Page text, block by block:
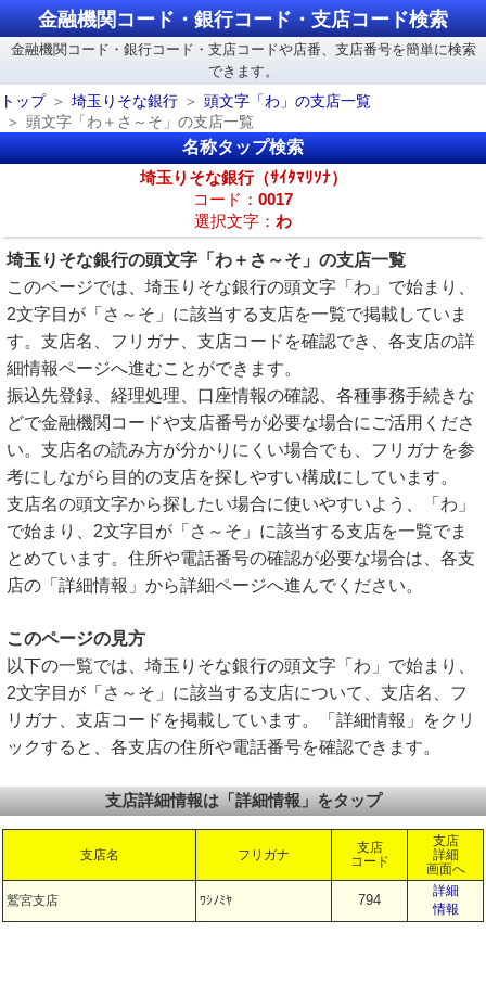
金融機関コード・銀行コード・支店コード検索
金融機関コード・銀行コード・支店コードや店番、支店番号を簡単に検索
できます。
トップ
埼玉りそな銀行
頭文字「わ」の支店一覧
頭文字「わ＋さ～そ」の支店一覧
名称タップ検索
埼玉りそな銀行（ｻｲﾀﾏﾘｿﾅ）
コード： 0017
選択文字： わ
埼玉りそな銀行の頭文字「わ＋さ～そ」の支店一覧
このページでは、埼玉りそな銀行の頭文字「わ」で始まり、
2文字目が「さ～そ」に該当する支店を一覧で掲載していま
す。支店名、フリガナ、支店コードを確認でき、各支店の詳
細情報ページへ進むことができます。
振込先登録、経理処理、口座情報の確認、各種事務手続きな
どで金融機関コードや支店番号が必要な場合にご活用くださ
い。支店名の読み方が分かりにくい場合でも、フリガナを参
考にしながら目的の支店を探しやすい構成にしています。
支店名の頭文字から探したい場合に使いやすいよう、「わ」
で始まり、2文字目が「さ～そ」に該当する支店を一覧でま
とめています。住所や電話番号の確認が必要な場合は、各支
店の「詳細情報」から詳細ページへ進んでください。
このページの見方
以下の一覧では、埼玉りそな銀行の頭文字「わ」で始まり、
2文字目が「さ～そ」に該当する支店について、支店名、フ
リガナ、支店コードを掲載しています。「詳細情報」をクリ
ックすると、各支店の住所や電話番号を確認できます。
支店詳細情報は「詳細情報」をタップ
支店名 フリガナ
支店
コード
支店
詳細
画面へ
鷲宮支店 ﾜｼﾉﾐﾔ 794
詳細
情報